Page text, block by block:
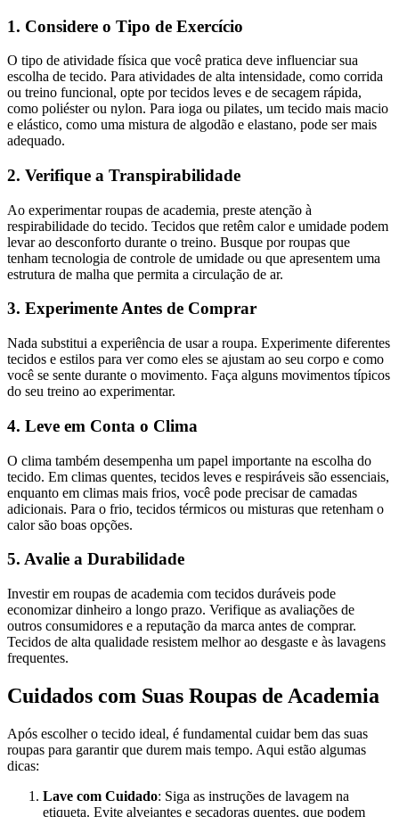
1. Considere o Tipo de Exercício
O tipo de atividade física que você pratica deve influenciar sua
escolha de tecido. Para atividades de alta intensidade, como corrida
ou treino funcional, opte por tecidos leves e de secagem rápida,
como poliéster ou nylon. Para ioga ou pilates, um tecido mais macio
e elástico, como uma mistura de algodão e elastano, pode ser mais
adequado.
2. Verifique a Transpirabilidade
Ao experimentar roupas de academia, preste atenção à
respirabilidade do tecido. Tecidos que retêm calor e umidade podem
levar ao desconforto durante o treino. Busque por roupas que
tenham tecnologia de controle de umidade ou que apresentem uma
estrutura de malha que permita a circulação de ar.
3. Experimente Antes de Comprar
Nada substitui a experiência de usar a roupa. Experimente diferentes
tecidos e estilos para ver como eles se ajustam ao seu corpo e como
você se sente durante o movimento. Faça alguns movimentos típicos
do seu treino ao experimentar.
4. Leve em Conta o Clima
O clima também desempenha um papel importante na escolha do
tecido. Em climas quentes, tecidos leves e respiráveis são essenciais,
enquanto em climas mais frios, você pode precisar de camadas
adicionais. Para o frio, tecidos térmicos ou misturas que retenham o
calor são boas opções.
5. Avalie a Durabilidade
Investir em roupas de academia com tecidos duráveis pode
economizar dinheiro a longo prazo. Verifique as avaliações de
outros consumidores e a reputação da marca antes de comprar.
Tecidos de alta qualidade resistem melhor ao desgaste e às lavagens
frequentes.
Cuidados com Suas Roupas de Academia
Após escolher o tecido ideal, é fundamental cuidar bem das suas
roupas para garantir que durem mais tempo. Aqui estão algumas
dicas:
Lave com Cuidado: Siga as instruções de lavagem na
etiqueta. Evite alvejantes e secadoras quentes, que podem